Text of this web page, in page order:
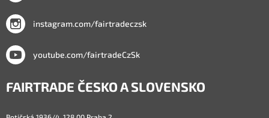
instagram.com/fairtradeczsk
youtube.com/fairtradeCzSk
FAIRTRADE ČESKO A SLOVENSKO